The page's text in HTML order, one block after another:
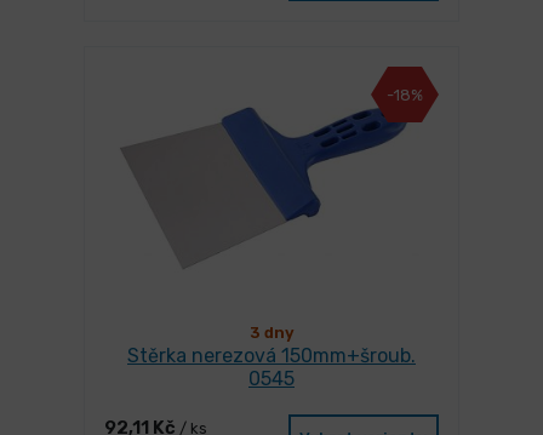
-18%
3 dny
Stěrka nerezová 150mm+šroub.
0545
92,11 Kč / ks